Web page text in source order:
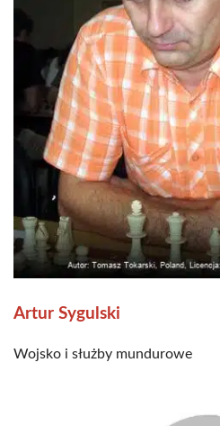
Artur Sygulski
Wojsko i służby mundurowe